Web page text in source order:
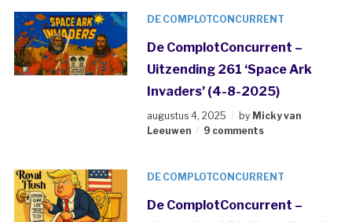
DE COMPLOTCONCURRENT
De ComplotConcurrent –
Uitzending 261 ‘Space Ark
Invaders’ (4-8-2025)
augustus 4, 2025 by Micky van
Leeuwen
9 comments
DE COMPLOTCONCURRENT
De ComplotConcurrent –